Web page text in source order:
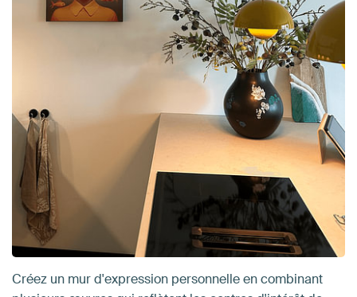
Créez un mur d'expression personnelle en combinant